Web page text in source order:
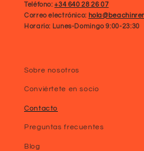
Teléfono:+34 640 28 26 07
Correo electrónico:
Horario: Lunes-Domingo 9:00-23:30
Sobre nosotros
Conviértete en socio
Contacto
Preguntas frecuentes
Blog